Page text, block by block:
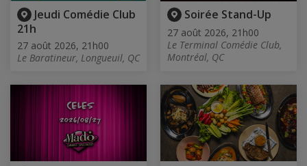
Jeudi Comédie Club
21h
27 août 2026, 21h00
Le Baratineur, Longueuil, QC
Soirée Stand-Up
27 août 2026, 21h00
Le Terminal Comédie Club,
Montréal, QC